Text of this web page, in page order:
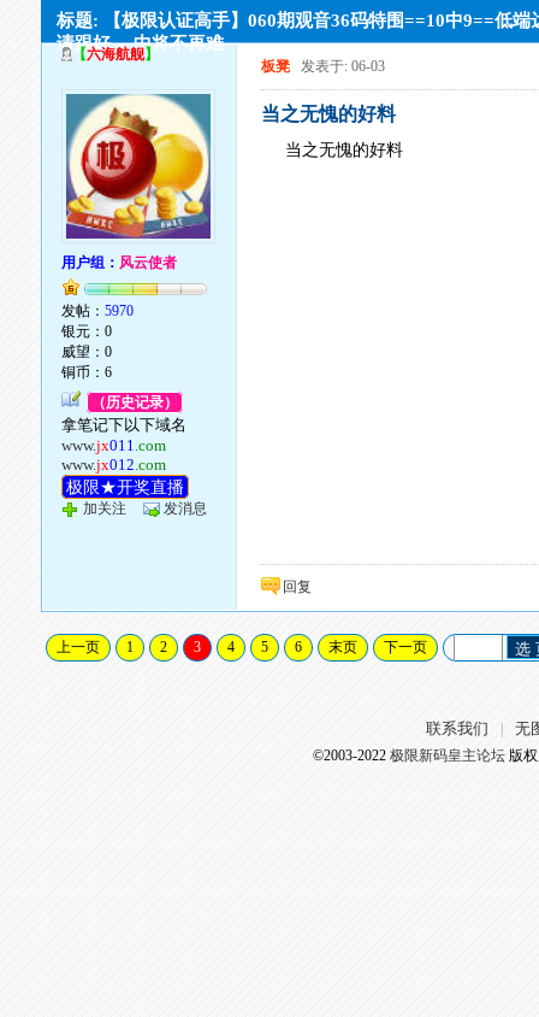
标题: 【极限认证高手】060期观音36码特围==10中9==低端
请跟好→ 中将不再难
【六海航舰】
用户组： 风云使者
发帖：5970
银元：0
威望：0
铜币：6
（历史记录）
拿笔记下以下域名
www.jx011.com
www.jx012.com
极限★开奖直播
加关注 发消息
板凳 发表于: 06-03
当之无愧的好料
当之无愧的好料
回复
上一页 1 2 3 4 5 6 末页 下一页 选
联系我们 无
©2003-2022 极限新码皇主论坛版权